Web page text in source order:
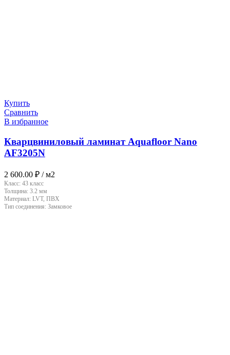
Купить
Сравнить
В избранное
Кварцвиниловый ламинат Aquafloor Nano
AF3205N
2 600.00 ₽ / м2
Класс: 43 класс
Толщина: 3.2 мм
Материал: LVT, ПВХ
Тип соединения: Замковое